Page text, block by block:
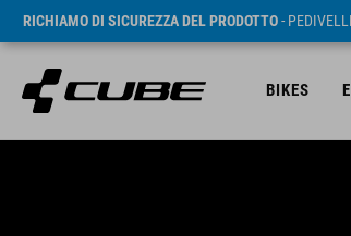
RICHIAMO DI SICUREZZA DEL PRODOTTO-
BIKES